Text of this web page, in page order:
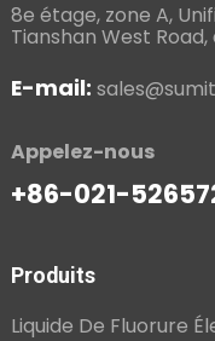
8e étage, zone A,
Tianshan West
E-mail:
Appelez-nous
+86-021-
Produits
Liquide De Fluorure